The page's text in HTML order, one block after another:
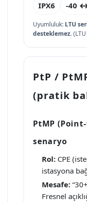
IPX6
-40 ↔
Uyumluluk: LTU
desteklemez.
PtP /
(pratik
PtMP
senaryo
Rol: CPE
istasyona
Mesafe:
Fresnel